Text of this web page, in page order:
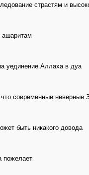
страстям и
ашаритам
уединение Аллаха в дуа
современные
быть никакого довода
пожелает